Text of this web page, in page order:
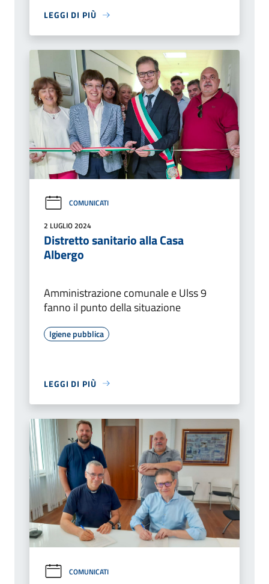
LEGGI DI PIÙ
COMUNICATI
2 LUGLIO 2024
Distretto sanitario alla Casa
Albergo
Amministrazione comunale e Ulss 9
fanno il punto della situazione
Igiene pubblica
LEGGI DI PIÙ
COMUNICATI